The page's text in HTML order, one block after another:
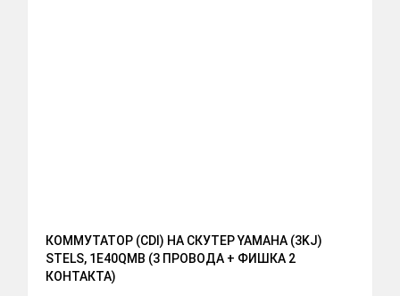
КОММУТАТОР (CDI) НА СКУТЕР YAMAHA (3KJ)
STELS, 1E40QMB (3 ПРОВОДА + ФИШКА 2
КОНТАКТА)